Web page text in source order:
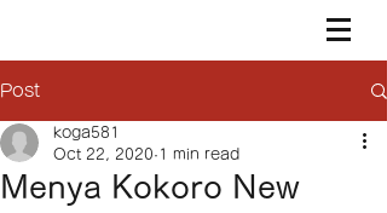
Post
Menya Kokoro New
koga581
Oct 22, 2020 1 min read